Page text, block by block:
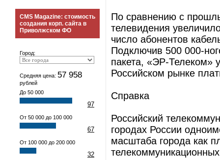
CMS Magazine: стоимость
создания корп. сайта в
Приволжском ФО
Город:
Средняя цена: 57 958
рублей
До 50 000
97
От 50 000 до 100 000
67
От 100 000 до 200 000
32
По сравнению с
телевидения
число абонентов
Подключив 500 000-
пакета, «ЭР-Телеком»
Российском рынке
Справка
Российский
городах России
масштаба города как
телекоммуникационных